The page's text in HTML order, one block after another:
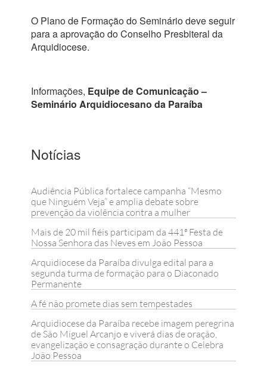
O Plano de Formação do Seminário deve seguir
para a aprovação do Conselho Presbiteral da
Arquidiocese.
Informações, Equipe de Comunicação –
Seminário Arquidiocesano da Paraíba
Notícias
Audiência Pública fortalece campanha “Mesmo
que Ninguém Veja” e amplia debate sobre
prevenção da violência contra a mulher
Mais de 20 mil fiéis participam da 441ª Festa de
Nossa Senhora das Neves em João Pessoa
Arquidiocese da Paraíba divulga edital para a
segunda turma de formação para o Diaconado
Permanente
A fé não promete dias sem tempestades
Arquidiocese da Paraíba recebe imagem peregrina
de São Miguel Arcanjo e viverá dias de oração,
evangelização e consagração durante o Celebra
João Pessoa